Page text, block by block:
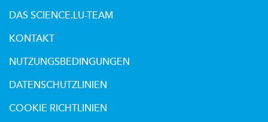
DAS SCIENCE.LU-TEAM
KONTAKT
NUTZUNGSBEDINGUNGEN
DATENSCHUTZLINIEN
COOKIE RICHTLINIEN